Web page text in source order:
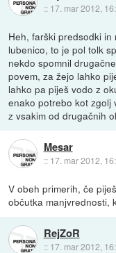
:: 17. mar 2012,
Heh, farški predsodki
lubenico, to je pol tolk
nekdo spomnil
povem, za žejo lahko
lahko pa piješ vodo z
enako potrebo kot zgolj
z vsakim od drugačnih
Mesar
:: 17. mar 2012,
V obeh primerih, če
občutka manjvrednosti,
RejZoR
:: 17. mar 2012,